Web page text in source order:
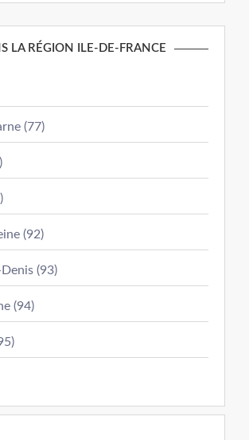
LA RÉGION ILE-DE-FRANCE
(77)
(92)
(93)
(94)